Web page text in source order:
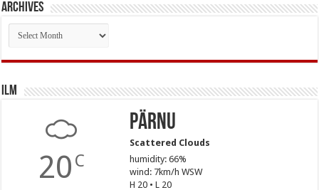
Archives
Archives
Ilm
20 C
Pärnu
Scattered Clouds
humidity: 66%
wind: 7km/h WSW
H 20 • L 20